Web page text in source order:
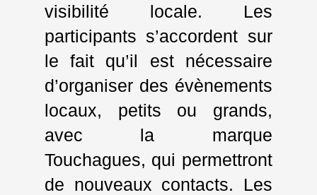
visibilité locale. Les
participants s’accordent sur
le fait qu’il est nécessaire
d’organiser des évènements
locaux, petits ou grands,
avec la marque
Touchagues, qui permettront
de nouveaux contacts. Les